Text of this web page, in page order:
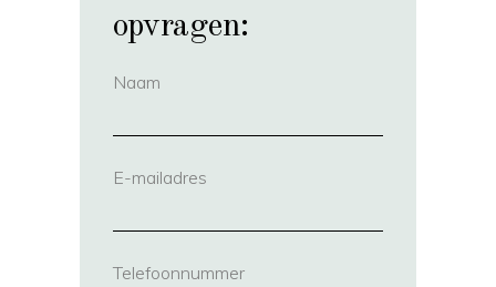
opvragen:
Naam
E-mailadres
Telefoonnummer(vereist)